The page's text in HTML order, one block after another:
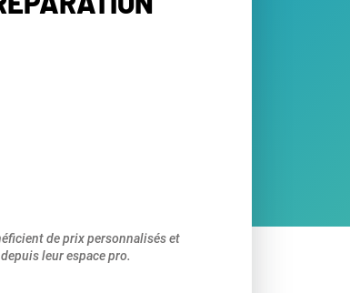
de prix personnalisés et
leur espace pro.